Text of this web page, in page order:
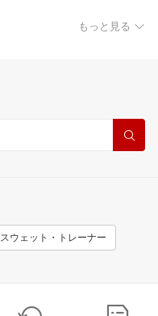
もっと見る
スウェット・トレーナー